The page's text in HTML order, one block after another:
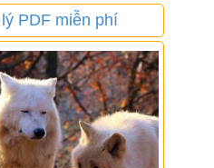
PDF miễn phí